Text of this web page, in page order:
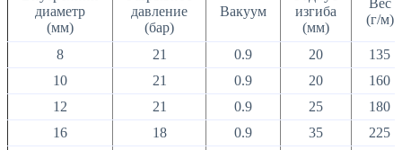
диаметр
(мм)
давление
(бар)
Вакуум
изгиба
(мм)
Вес
(г/м)
8 21 0.9 20
135
10
21 0.9 20
160
12
21 0.9 25
180
16
18 0.9 35
225